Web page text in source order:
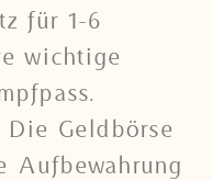
für 1-6
wichtige
Geldbörse
Aufbewahrung